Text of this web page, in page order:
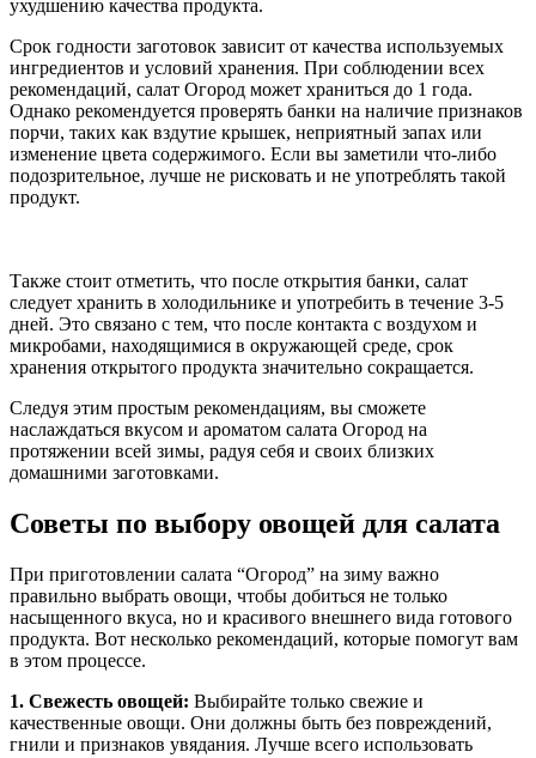
ухудшению качества продукта.
Срок годности заготовок зависит от качества используемых
ингредиентов и условий хранения. При соблюдении всех
рекомендаций, салат Огород может храниться до 1 года.
Однако рекомендуется проверять банки на наличие признаков
порчи, таких как вздутие крышек, неприятный запах или
изменение цвета содержимого. Если вы заметили что-либо
подозрительное, лучше не рисковать и не употреблять такой
продукт.
Также стоит отметить, что после открытия банки, салат
следует хранить в холодильнике и употребить в течение 3-5
дней. Это связано с тем, что после контакта с воздухом и
микробами, находящимися в окружающей среде, срок
хранения открытого продукта значительно сокращается.
Следуя этим простым рекомендациям, вы сможете
наслаждаться вкусом и ароматом салата Огород на
протяжении всей зимы, радуя себя и своих близких
домашними заготовками.
Советы по выбору овощей для салата
При приготовлении салата “Огород” на зиму важно
правильно выбрать овощи, чтобы добиться не только
насыщенного вкуса, но и красивого внешнего вида готового
продукта. Вот несколько рекомендаций, которые помогут вам
в этом процессе.
1. Свежесть овощей: Выбирайте только свежие и
качественные овощи. Они должны быть без повреждений,
гнили и признаков увядания. Лучше всего использовать